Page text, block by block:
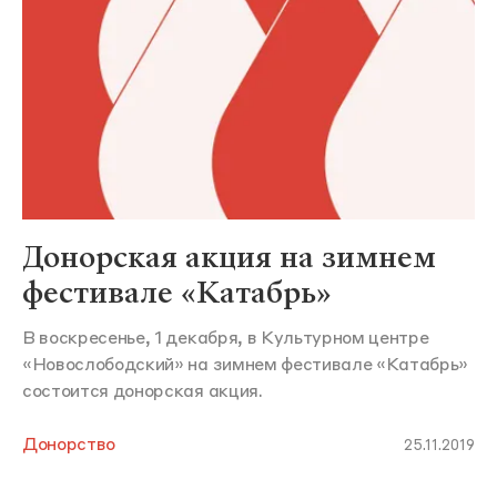
Донорская акция на зимнем
фестивале «Катабрь»
В воскресенье, 1 декабря, в Культурном центре
«Новослободский» на зимнем фестивале «Катабрь»
состоится донорская акция.
Донорство 25.11.2019